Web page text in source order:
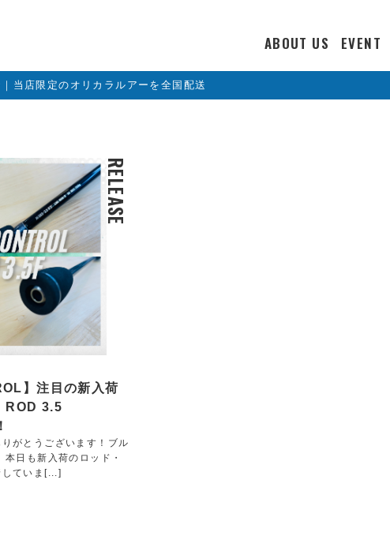
ABOUT US EVENT
当店限定のオリカラルアーを全国配送
RELEASE
】注目の新入荷
ROD 3.5
がとうございます！ブル
日も新入荷のロッド・
していま[...]